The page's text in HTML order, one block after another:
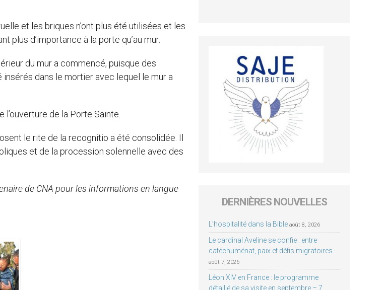
et les briques n’ont plus été utilisées et les
plus d’importance à la porte qu’au mur.
du mur a commencé, puisque des
dans le mortier avec lequel le mur a
l’ouverture de la Porte Sainte.
le rite de la recognitio a été consolidée. Il
et de la procession solennelle avec des
de CNA pour les informations en langue
DERNIÈRES NOUVELLES
L’hospitalité dans la Bible août 8, 2026
Le cardinal Aveline se confie : entre
catéchuménat, paix et défis migratoires
août 7, 2026
Léon XIV en France : le programme
détaillé de sa visite en septembre – 7